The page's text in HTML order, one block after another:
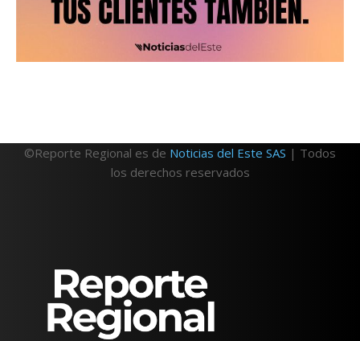
©Reporte Regional es de Noticias del Este SAS | Todos
los derechos reservados